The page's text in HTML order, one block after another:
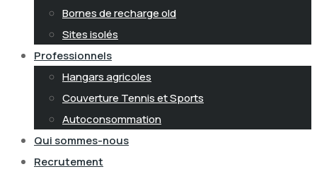
Bornes de recharge old
Sites isolés
Professionnels
Hangars agricoles
Couverture Tennis et Sports
Autoconsommation
Qui sommes-nous
Recrutement